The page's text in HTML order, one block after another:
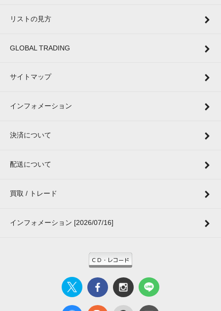
リストの見方
GLOBAL TRADING
サイトマップ
インフォメーション
決済について
配送について
買取 / トレード
インフォメーション [2026/07/16]